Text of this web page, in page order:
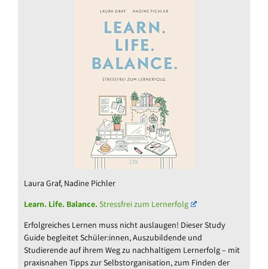
Laura Graf, Nadine Pichler
Learn. Life. Balance.Stressfrei zum Lernerfolg
Erfolgreiches Lernen muss nicht auslaugen! Dieser Study
Guide begleitet Schüler:innen, Auszubildende und
Studierende auf ihrem Weg zu nachhaltigem Lernerfolg – mit
praxisnahen Tipps zur Selbstorganisation, zum Finden der